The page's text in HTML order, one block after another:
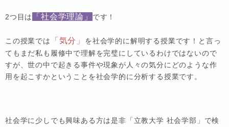
2つ目は 「社会学理論」 です！
この授業では 「気分」 を社会学的に解明する授業です！と言っ
てもまだ私も履修中で理解を完璧にしているわけではないので
すが、世の中で起きる事件や現象が人々の気分にどのような作
用を起こすかということを社会学的に分析する授業です。
社会学に少しでも興味ある方は是非「立教大学 社会学部」で検